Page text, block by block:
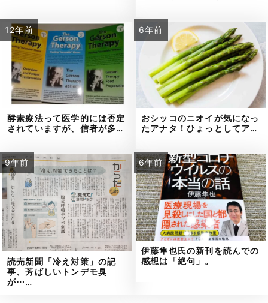
12年前
酵素療法って医学的には否定
されていますが、信者が多…
6年前
おシッコのニオイが気になっ
たアナタ！ひょっとしてア…
9年前
読売新聞「冷え対策」の記
事、芳ばしいトンデモ臭
が⋯…
6年前
伊藤隼也氏の新刊を読んでの
感想は「絶句」。